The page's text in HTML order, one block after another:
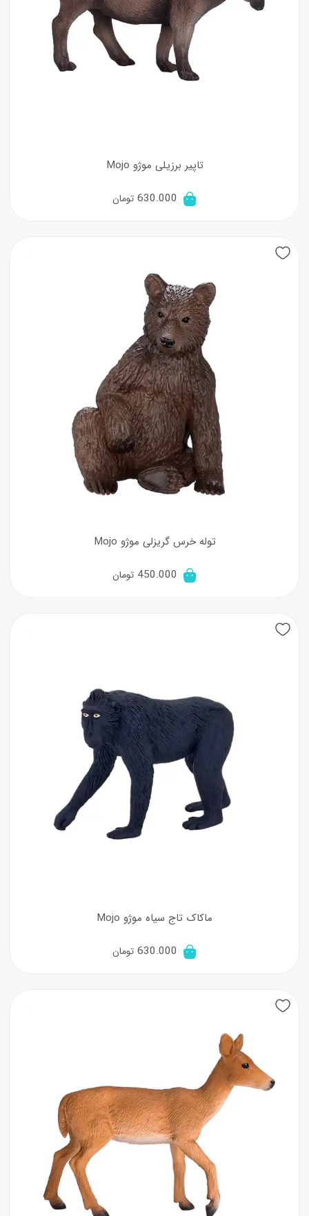
تاپیر برزیلی موژو Mojo
630.000 تومان
توله خرس گریزلی موژو Mojo
450.000 تومان
ماکاک تاج سیاه موژو Mojo
630.000 تومان